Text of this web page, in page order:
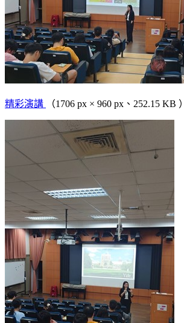
精彩演講 （1706 px × 960 px、252.15 KB ）